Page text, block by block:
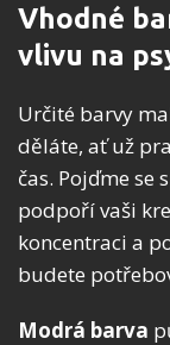
Vhodné
vlivu na
Určité barvy
děláte, ať už
čas. Pojďme se
podpoří vaši
koncentraci a
budete
Modrá barva